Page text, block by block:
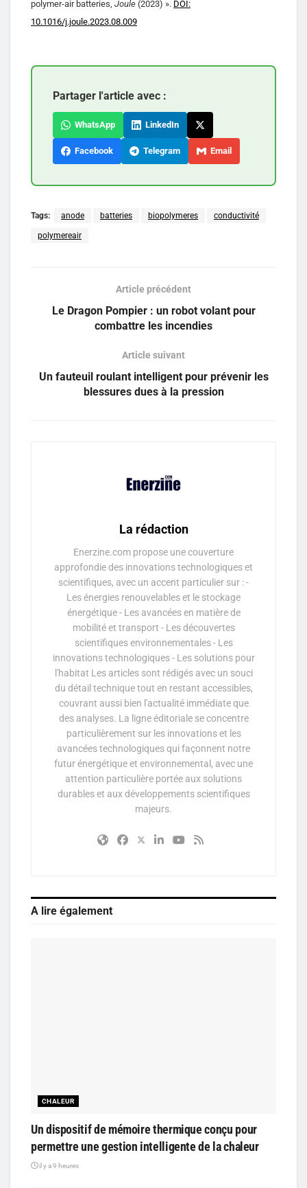
polymer-air batteries, Joule (2023) ». DOI:
10.1016/j.joule.2023.08.009
Partager l'article avec :
WhatsApp LinkedIn
Facebook Telegram Email
Tags: anode batteries biopolymeres conductivité
polymereair
Article précédent
Le Dragon Pompier : un robot volant pour
combattre les incendies
Article suivant
Un fauteuil roulant intelligent pour prévenir les
blessures dues à la pression
La rédaction
Enerzine.com propose une couverture
approfondie des innovations technologiques et
scientifiques, avec un accent particulier sur : -
Les énergies renouvelables et le stockage
énergétique - Les avancées en matière de
mobilité et transport - Les découvertes
scientifiques environnementales - Les
innovations technologiques - Les solutions pour
l'habitat Les articles sont rédigés avec un souci
du détail technique tout en restant accessibles,
couvrant aussi bien l'actualité immédiate que
des analyses. La ligne éditoriale se concentre
particulièrement sur les innovations et les
avancées technologiques qui façonnent notre
futur énergétique et environnemental, avec une
attention particulière portée aux solutions
durables et aux développements scientifiques
majeurs.
A lire également
CHALEUR
Un dispositif de mémoire thermique conçu pour
permettre une gestion intelligente de la chaleur
il y a 9 heures